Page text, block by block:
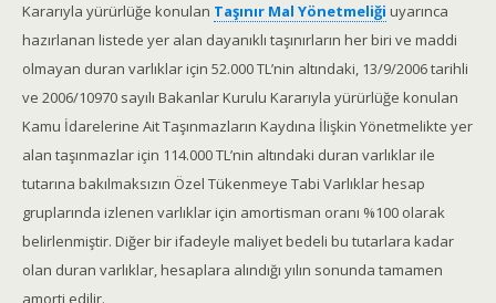
Kararıyla yürürlüğe konulan Taşınır Mal Yönetmeliği uyarınca
hazırlanan listede yer alan dayanıklı taşınırların her biri ve maddi
olmayan duran varlıklar için 52.000 TL’nin altındaki, 13/9/2006 tarihli
ve 2006/10970 sayılı Bakanlar Kurulu Kararıyla yürürlüğe konulan
Kamu İdarelerine Ait Taşınmazların Kaydına İlişkin Yönetmelikte yer
alan taşınmazlar için 114.000 TL’nin altındaki duran varlıklar ile
tutarına bakılmaksızın Özel Tükenmeye Tabi Varlıklar hesap
gruplarında izlenen varlıklar için amortisman oranı %100 olarak
belirlenmiştir. Diğer bir ifadeyle maliyet bedeli bu tutarlara kadar
olan duran varlıklar, hesaplara alındığı yılın sonunda tamamen
amorti edilir.